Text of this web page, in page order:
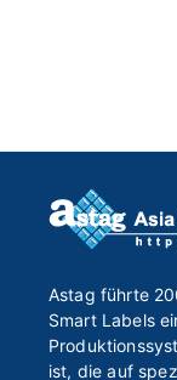
Astag führte
Smart Labels
ist, die auf